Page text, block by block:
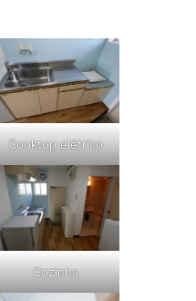
Cooktop elétrico
Cozinha